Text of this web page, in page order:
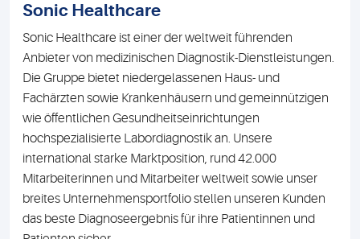
Sonic Healthcare
Sonic Healthcare ist einer der weltweit führenden
Anbieter von medizinischen Diagnostik-Dienstleistungen.
Die Gruppe bietet niedergelassenen Haus- und
Fachärzten sowie Krankenhäusern und gemeinnützigen
wie öffentlichen Gesundheitseinrichtungen
hochspezialisierte Labordiagnostik an. Unsere
international starke Marktposition, rund 42.000
Mitarbeiterinnen und Mitarbeiter weltweit sowie unser
breites Unternehmensportfolio stellen unseren Kunden
das beste Diagnoseergebnis für ihre Patientinnen und